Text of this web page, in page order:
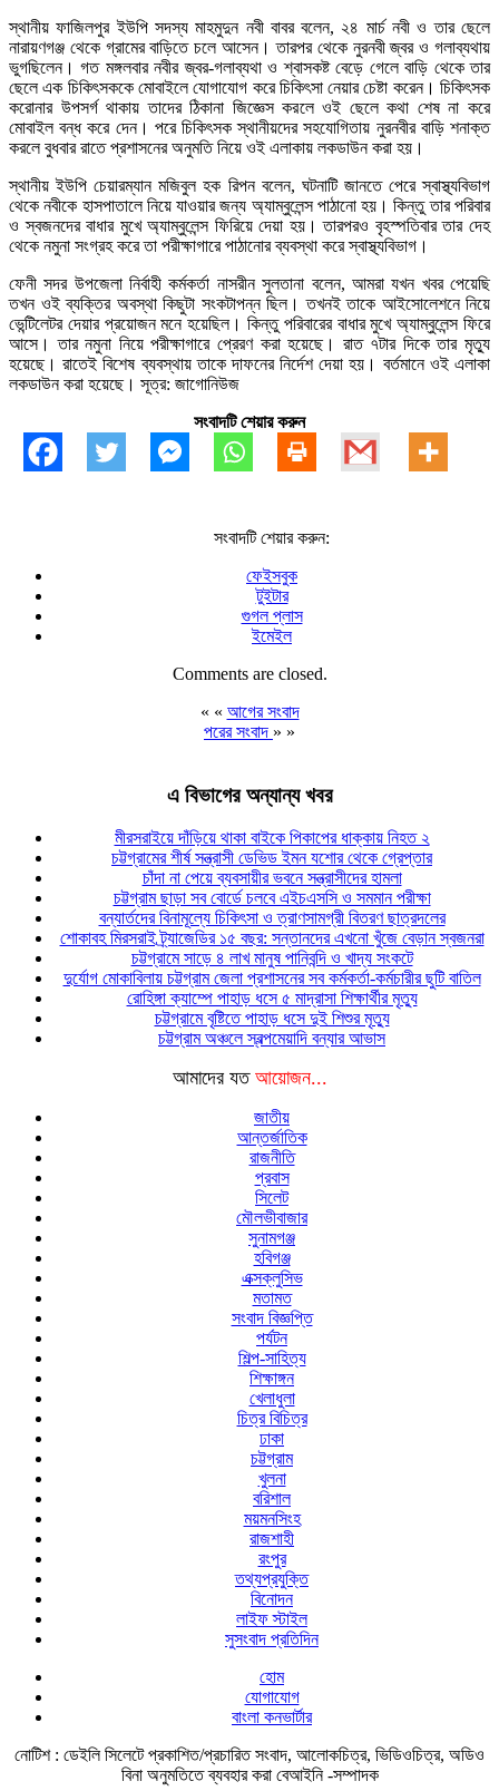
স্থানীয় ফাজিলপুর ইউপি সদস্য মাহমুদুন নবী বাবর বলেন, ২৪ মার্চ নবী ও তার ছেলে
নারায়ণগঞ্জ থেকে গ্রামের বাড়িতে চলে আসেন। তারপর থেকে নুরনবী জ্বর ও গলাব্যথায়
ভুগছিলেন। গত মঙ্গলবার নবীর জ্বর-গলাব্যথা ও শ্বাসকষ্ট বেড়ে গেলে বাড়ি থেকে তার
ছেলে এক চিকিৎসককে মোবাইলে যোগাযোগ করে চিকিৎসা নেয়ার চেষ্টা করেন। চিকিৎসক
করোনার উপসর্গ থাকায় তাদের ঠিকানা জিজ্ঞেস করলে ওই ছেলে কথা শেষ না করে
মোবাইল বন্ধ করে দেন। পরে চিকিৎসক স্থানীয়দের সহযোগিতায় নুরনবীর বাড়ি শনাক্ত
করলে বুধবার রাতে প্রশাসনের অনুমতি নিয়ে ওই এলাকায় লকডাউন করা হয়।
স্থানীয় ইউপি চেয়ারম্যান মজিবুল হক রিপন বলেন, ঘটনাটি জানতে পেরে স্বাস্থ্যবিভাগ
থেকে নবীকে হাসপাতালে নিয়ে যাওয়ার জন্য অ্যাম্বুলেন্স পাঠানো হয়। কিন্তু তার পরিবার
ও স্বজনদের বাধার মুখে অ্যাম্বুলেন্স ফিরিয়ে দেয়া হয়। তারপরও বৃহস্পতিবার তার দেহ
থেকে নমুনা সংগ্রহ করে তা পরীক্ষাগারে পাঠানোর ব্যবস্থা করে স্বাস্থ্যবিভাগ।
ফেনী সদর উপজেলা নির্বাহী কর্মকর্তা নাসরীন সুলতানা বলেন, আমরা যখন খবর পেয়েছি
তখন ওই ব্যক্তির অবস্থা কিছুটা সংকটাপন্ন ছিল। তখনই তাকে আইসোলেশনে নিয়ে
ভেন্টিলেটর দেয়ার প্রয়োজন মনে হয়েছিল। কিন্তু পরিবারের বাধার মুখে অ্যাম্বুলেন্স ফিরে
আসে। তার নমুনা নিয়ে পরীক্ষাগারে প্রেরণ করা হয়েছে। রাত ৭টার দিকে তার মৃত্যু
হয়েছে। রাতেই বিশেষ ব্যবস্থায় তাকে দাফনের নির্দেশ দেয়া হয়। বর্তমানে ওই এলাকা
লকডাউন করা হয়েছে। সূত্র: জাগোনিউজ
সংবাদটি শেয়ার করুন
সংবাদটি শেয়ার করুন:
ফেইসবুক
টুইটার
গুগল প্লাস
ইমেইল
Comments are closed.
« « আগের সংবাদ
পরের সংবাদ » »
এ বিভাগের অন্যান্য খবর
মীরসরাইয়ে দাঁড়িয়ে থাকা বাইকে পিকাপের ধাক্কায় নিহত ২
চট্টগ্রামের শীর্ষ সন্ত্রাসী ডেভিড ইমন যশোর থেকে গ্রেপ্তার
চাঁদা না পেয়ে ব্যবসায়ীর ভবনে সন্ত্রাসীদের হামলা
চট্টগ্রাম ছাড়া সব বোর্ডে চলবে এইচএসসি ও সমমান পরীক্ষা
বন্যার্তদের বিনামূল্যে চিকিৎসা ও ত্রাণসামগ্রী বিতরণ ছাত্রদলের
শোকাবহ মিরসরাই ট্র্যাজেডির ১৫ বছর: সন্তানদের এখনো খুঁজে বেড়ান স্বজনরা
চট্টগ্রামে সাড়ে ৪ লাখ মানুষ পানিবন্দি ও খাদ্য সংকটে
দুর্যোগ মোকাবিলায় চট্টগ্রাম জেলা প্রশাসনের সব কর্মকর্তা-কর্মচারীর ছুটি বাতিল
রোহিঙ্গা ক্যাম্পে পাহাড় ধসে ৫ মাদ্রাসা শিক্ষার্থীর মৃত্যু
চট্টগ্রামে বৃষ্টিতে পাহাড় ধসে দুই শিশুর মৃত্যু
চট্টগ্রাম অঞ্চলে স্বল্পমেয়াদি বন্যার আভাস
আমাদের যত আয়োজন...
জাতীয়
আন্তর্জাতিক
রাজনীতি
প্রবাস
সিলেট
মৌলভীবাজার
সুনামগঞ্জ
হবিগঞ্জ
এক্সক্লুসিভ
মতামত
সংবাদ বিজ্ঞপ্তি
পর্যটন
শিল্প-সাহিত্য
শিক্ষাঙ্গন
খেলাধুলা
চিত্র বিচিত্র
ঢাকা
চট্টগ্রাম
খুলনা
বরিশাল
ময়মনসিংহ
রাজশাহী
রংপুর
তথ্যপ্রযুক্তি
বিনোদন
লাইফ স্টাইল
সুসংবাদ প্রতিদিন
হোম
যোগাযোগ
বাংলা কনভার্টার
নোটিশ : ডেইলি সিলেটে প্রকাশিত/প্রচারিত সংবাদ, আলোকচিত্র, ভিডিওচিত্র, অডিও
বিনা অনুমতিতে ব্যবহার করা বেআইনি -সম্পাদক